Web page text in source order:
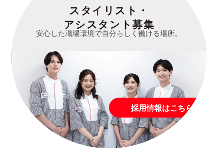
スタイリスト・
アシスタント募集
安心した職場環境で自分らしく働ける場所。
採用情報はこちら